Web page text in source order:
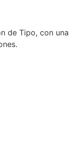
de Tipo, con una